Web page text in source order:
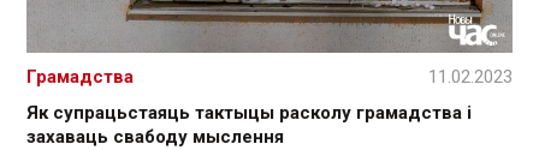
Як супрацьстаяць тактыцы расколу грамадства і
захаваць свабоду мыслення
Грамадства 11.02.2023